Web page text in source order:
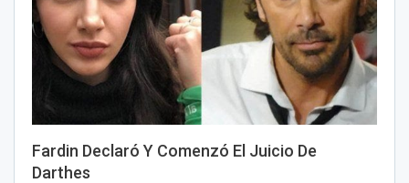
Fardin Declaró Y Comenzó El Juicio De
Darthes